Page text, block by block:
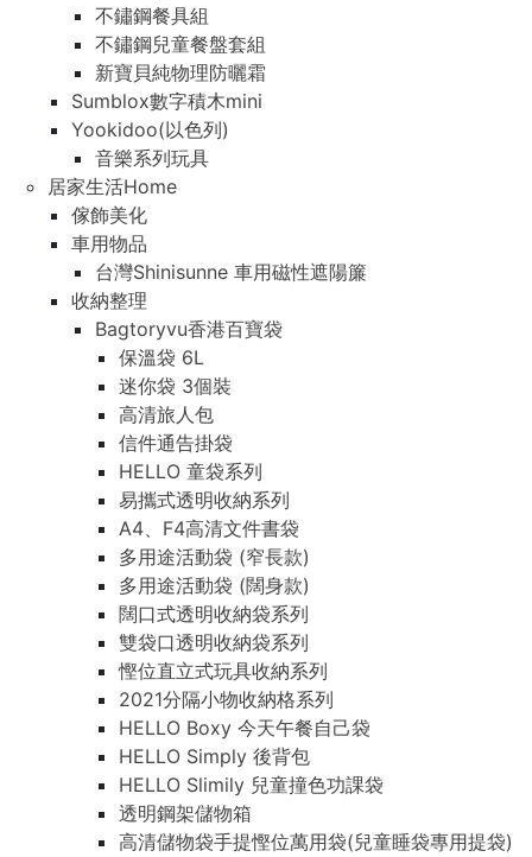
不鏽鋼餐具組
不鏽鋼兒童餐盤套組
新寶貝純物理防曬霜
Sumblox數字積木mini
Yookidoo(以色列)
音樂系列玩具
居家生活Home
傢飾美化
車用物品
台灣Shinisunne 車用磁性遮陽簾
收納整理
Bagtoryvu香港百寶袋
保溫袋 6L
迷你袋 3個裝
高清旅人包
信件通告掛袋
HELLO 童袋系列
易攜式透明收納系列
A4、F4高清文件書袋
多用途活動袋 (窄長款)
多用途活動袋 (闊身款)
闊口式透明收納袋系列
雙袋口透明收納袋系列
慳位直立式玩具收納系列
2021分隔小物收納格系列
HELLO Boxy 今天午餐自己袋
HELLO Simply 後背包
HELLO Slimily 兒童撞色功課袋
透明鋼架儲物箱
高清儲物袋手提慳位萬用袋(兒童睡袋專用提袋)